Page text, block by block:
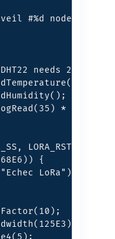
#%d node %dn",
needs 2 sec
* 3.3 /
LORA_RST,
{
LoRa");